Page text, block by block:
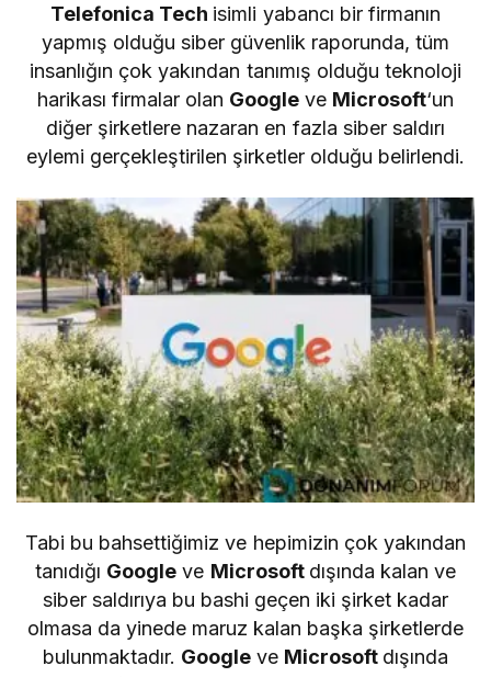
Telefonica Tech isimli yabancı bir firmanın
yapmış olduğu siber güvenlik raporunda, tüm
insanlığın çok yakından tanımış olduğu teknoloji
harikası firmalar olan Google ve Microsoft‘un
diğer şirketlere nazaran en fazla siber saldırı
eylemi gerçekleştirilen şirketler olduğu belirlendi.
Tabi bu bahsettiğimiz ve hepimizin çok yakından
tanıdığı Google ve Microsoft dışında kalan ve
siber saldırıya bu bashi geçen iki şirket kadar
olmasa da yinede maruz kalan başka şirketlerde
bulunmaktadır. Googleve Microsoft dışında